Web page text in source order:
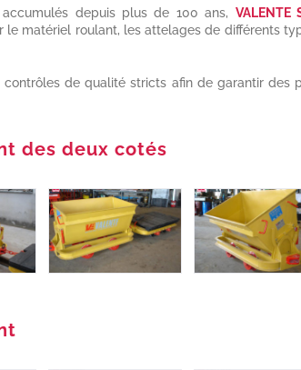
depuis plus de 100 ans, VALENTE
le matériel roulant, les attelages de différents
contrôles de qualité stricts afin de garantir des
des deux cotés